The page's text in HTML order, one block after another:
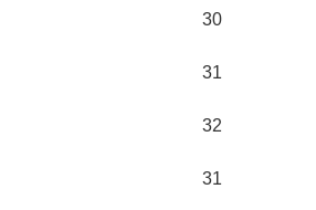
30
31
32
31